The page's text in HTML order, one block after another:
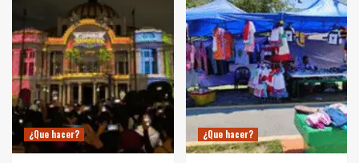
¿Que hacer? ¿Que hacer?